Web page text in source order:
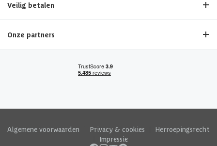
Veilig betalen
Onze partners
Algemene voorwaarden Privacy & cookies
Herroepingsrecht
Impressie